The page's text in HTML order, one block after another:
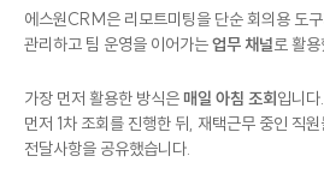
에스원CRM은 리모트미팅을 단순 회의용 도구
가장 먼저 활용한 방식은매일 아침 조회입니
먼저 1차 조회를 진행한 뒤, 재택근무 중인 직원